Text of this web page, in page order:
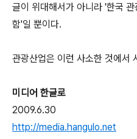
글이 위대해서가 아니라 '한국
함'일 뿐이다.
관광산업은 이런 사소한 것에서
미디어 한글로
2009.6.30
http://media.hangulo.net